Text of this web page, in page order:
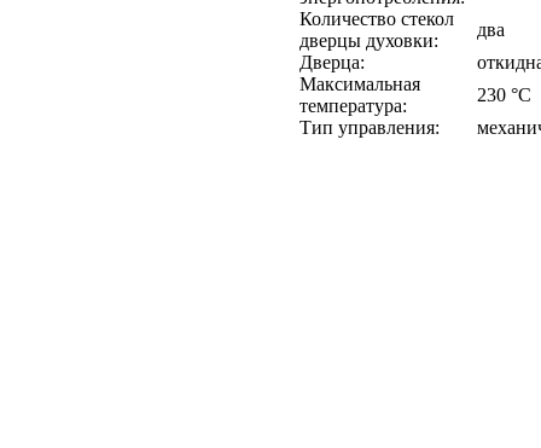
Количество стекол
дверцы духовки:
два
Дверца:
Максимальная
температура:
230 °C
Тип управления: